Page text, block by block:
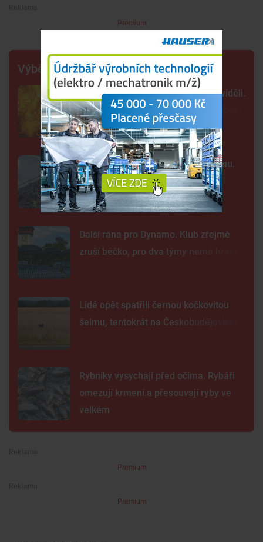
Premium
Výběr šéfredaktora
Tak detailně jsme Slunce ještě neviděli.
Nové snímky přinesly průlomový objev
Kraj nabízí za Dynamo 32,55 milionu.
Převod akcií chce dokončit co
nejrychleji
Další rána pro Dynamo. Klub zřejmě
zruší béčko, pro dva týmy nemá hráče
Lidé opět spatřili černou kočkovitou
šelmu, tentokrát na Českobudějovicku
Rybníky vysychají před očima. Rybáři
omezují krmení a přesouvají ryby ve
velkém
Premium
Premium